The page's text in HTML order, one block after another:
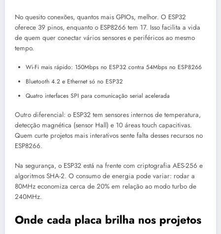
No quesito conexões, quantos mais GPIOs, melhor. O ESP32
oferece 39 pinos, enquanto o ESP8266 tem 17. Isso facilita a vida
de quem quer conectar vários sensores e periféricos ao mesmo
tempo.
Wi-Fi mais rápido: 150Mbps no ESP32 contra 54Mbps no ESP8266
Bluetooth 4.2 e Ethernet só no ESP32
Quatro interfaces SPI para comunicação serial acelerada
Outro diferencial: o ESP32 tem sensores internos de temperatura,
detecção magnética (sensor Hall) e 10 áreas touch capacitivas.
Quem curte projetos mais interativos sente falta desses recursos no
ESP8266.
Na segurança, o ESP32 está na frente com criptografia AES-256 e
algoritmos SHA-2. O consumo de energia pode variar: rodar a
80MHz economiza cerca de 20% em relação ao modo turbo de
240MHz.
Onde cada placa brilha nos projetos